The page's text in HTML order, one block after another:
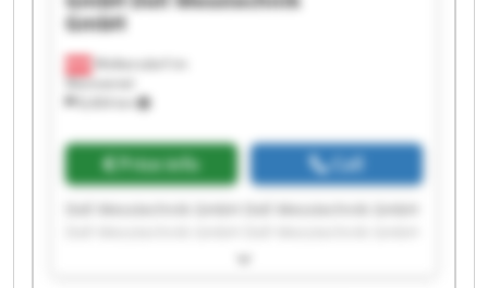
Wolkersdorf im
Weinviertel
8,404 km
GmbH
Price info Call
Doll Messtechnik GmbH Doll Messtechnik GmbH
Doll Messtechnik GmbH Doll Messtechnik GmbH